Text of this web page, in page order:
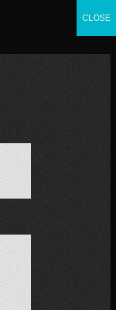
CLOSE
CLOSE
CLOSE